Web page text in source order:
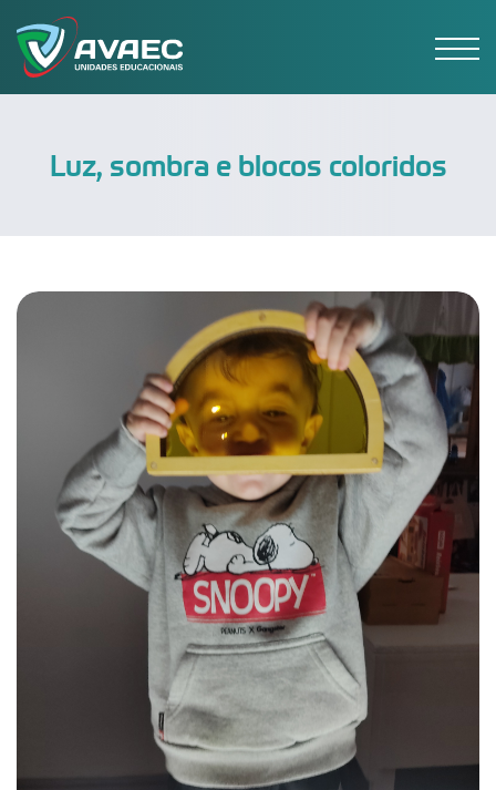
Luz, sombra e blocos coloridos